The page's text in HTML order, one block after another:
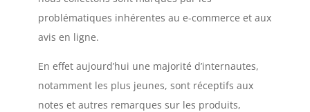
problématiques inhérentes au e-commerce et aux
avis en ligne.
En effet aujourd’hui une majorité d’internautes,
notamment les plus jeunes, sont réceptifs aux
notes et autres remarques sur les produits,